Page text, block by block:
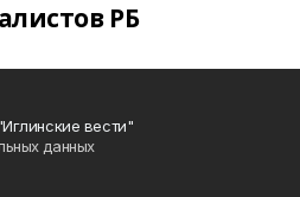
РБ
вести"
данных